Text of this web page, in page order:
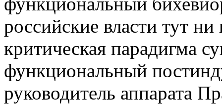
российские власти тут
критическая парадигма
функциональный
руководитель аппарата